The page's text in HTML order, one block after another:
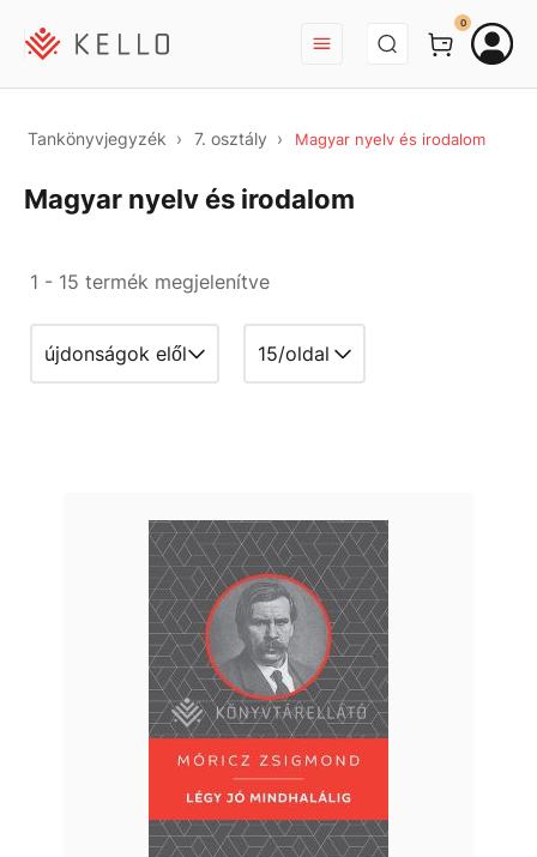
BEJELENTKEZÉS
0
Tankönyvjegyzék 7. osztály Magyar nyelv és irodalom
Magyar nyelv és irodalom
1 - 15 termék megjelenítve